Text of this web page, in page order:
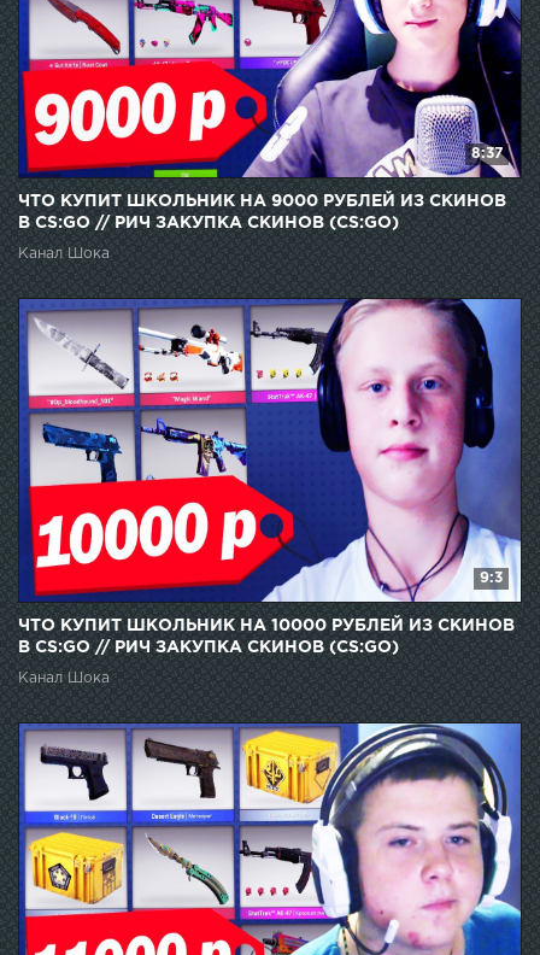
8:37
ЧТО КУПИТ ШКОЛЬНИК НА 9000 РУБЛЕЙ ИЗ СКИНОВ
В CS:GO // РИЧ ЗАКУПКА СКИНОВ (CS:GO)
Канал Шока
9:3
ЧТО КУПИТ ШКОЛЬНИК НА 10000 РУБЛЕЙ ИЗ СКИНОВ
В CS:GO // РИЧ ЗАКУПКА СКИНОВ (CS:GO)
Канал Шока